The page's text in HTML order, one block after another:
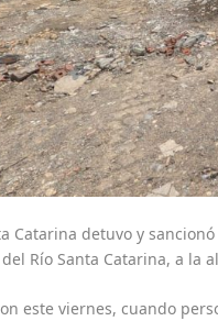
Catarina detuvo y
Río Santa Catarina, a la
este viernes, cuando